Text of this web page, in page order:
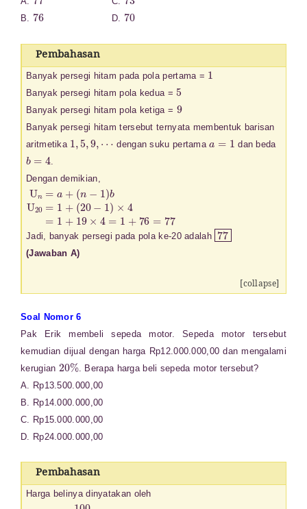
B.
76
D.
70
Pembahasan
Banyak persegi hitam pada pola pertama =
1
Banyak persegi hitam pola kedua =
5
Banyak persegi hitam pola ketiga =
9
Banyak persegi hitam tersebut ternyata membentuk barisan
aritmetika
1 5 9,
dengan suku pertama dan beda
b
.
Dengan demikian,
Un= +( n 1)b 20 +
(20− )× 4 =1+ ×4 +
Jadi, banyak persegi pada pola ke-20 adalah
77
(Jawaban A)
[collapse]
Soal Nomor 6
Pak Erik membeli sepeda motor. Sepeda motor tersebut
kemudian dijual dengan harga Rp12.000.000,00 dan mengalami
kerugian
20%
. Berapa harga beli sepeda motor tersebut?
A. Rp13.500.000,00
B. Rp14.000.000,00
C. Rp15.000.000,00
D. Rp24.000.000,00
Pembahasan
Harga belinya dinyatakan oleh